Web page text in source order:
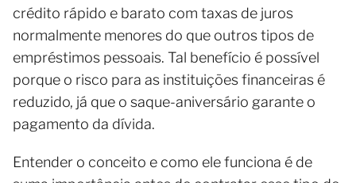
crédito rápido e barato com taxas de juros
normalmente menores do que outros tipos de
empréstimos pessoais. Tal benefício é possível
porque o risco para as instituições financeiras é
reduzido, já que o saque-aniversário garante o
pagamento da dívida.
Entender o conceito e como ele funciona é de